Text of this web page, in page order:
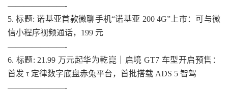
———————-
5. 标题: 诺基亚首款微聊手机“诺基亚 200 4G”上市：可与微
信小程序视频通话，199 元
———————-
6. 标题: 21.99 万元起华为乾崑｜启境 GT7 车型开启预售：
首发 τ 定律数字底盘赤兔平台，首批搭载 ADS 5 智驾
———————-